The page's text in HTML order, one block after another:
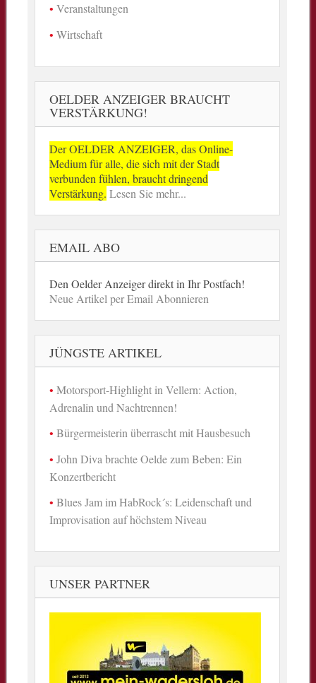
Veranstaltungen
Wirtschaft
OELDER ANZEIGER BRAUCHT
VERSTÄRKUNG!
Der OELDER ANZEIGER, das Online-
Medium für alle, die sich mit der Stadt
verbunden fühlen, braucht dringend
Verstärkung. Lesen Sie mehr...
EMAIL ABO
Den Oelder Anzeiger direkt in Ihr Postfach!
Neue Artikel per Email Abonnieren
JÜNGSTE ARTIKEL
Motorsport-Highlight in Vellern: Action,
Adrenalin und Nachtrennen!
Bürgermeisterin überrascht mit Hausbesuch
John Diva brachte Oelde zum Beben: Ein
Konzertbericht
Blues Jam im HabRock´s: Leidenschaft und
Improvisation auf höchstem Niveau
UNSER PARTNER